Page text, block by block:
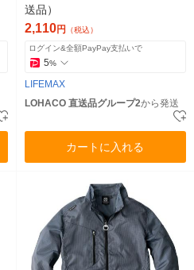
送品）
2,110円 （税込）
ログイン&全額PayPay支払いで
5%
LIFEMAX
LOHACO 直送品グループ2から発送
カートに入れる